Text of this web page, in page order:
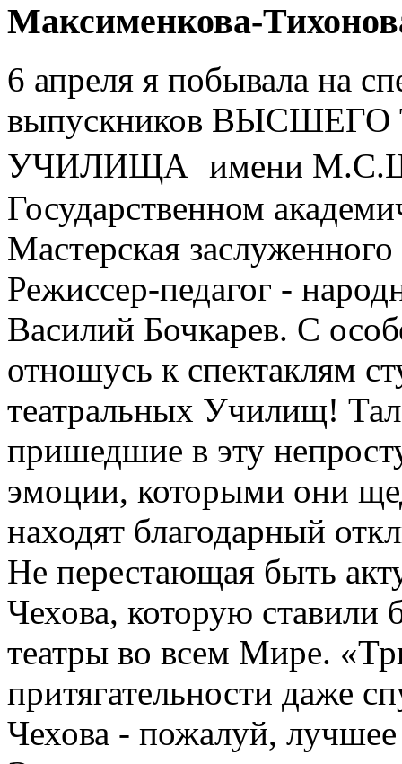
Максименкова-
6 апреля я побывала на
выпускников
УЧИЛИЩА имени
Государственном
Мастерская
Режиссер-педагог -
Василий Бочкарев. С
отношусь к спектаклям
театральных Училищ!
пришедшие в эту
эмоции, которыми они
находят благодарный
Не перестающая быть
Чехова, которую ставили
театры во всем Мире.
притягательности даже
Чехова - пожалуй, лучшее